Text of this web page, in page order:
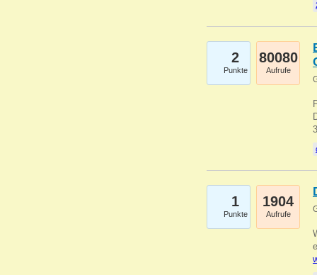
2
Punkte
80080
Aufrufe
1
Punkte
1904
Aufrufe